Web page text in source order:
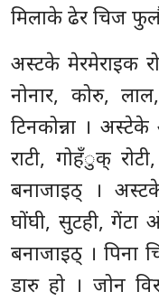
मिलाके ढेर चिज
अस्टके मेरमेराइक
नोनार, कोरु,
टिनकोन्ना ।
राटी, गोहँुक्
बनाजाइठ् ।
घोंघी, सुटही, गेंटा
बनाजाइठ् । पिना
डारु हो । जोन